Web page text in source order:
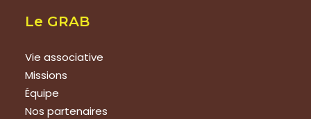
Le GRAB
Vie associative
Missions
Équipe
Nos partenaires